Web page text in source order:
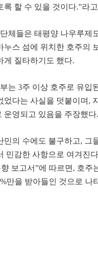
록 할 수 있을 것이다.”라
체들은 태평양 나우루제
누스 섬에 위치한 호주의
게 질타하기도 했다.
는 3주 이상 호주로 유입
었다는 사실을 덧붙이며,
운영되고 있음을 주장했다.
민의 수에도 불구하고, 그
민감한 사항으로 여겨진다
보고서”에 따르면, 호주
만을 받아들인 것으로 나